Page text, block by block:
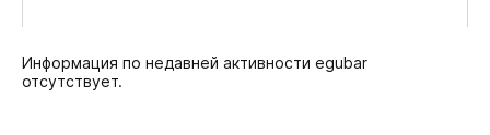
Информация по недавней активности egubar
отсутствует.